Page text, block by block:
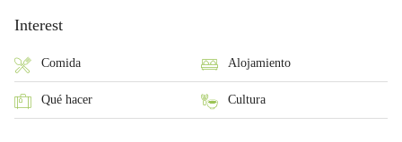
Interest
Comida Alojamiento
Qué hacer Cultura